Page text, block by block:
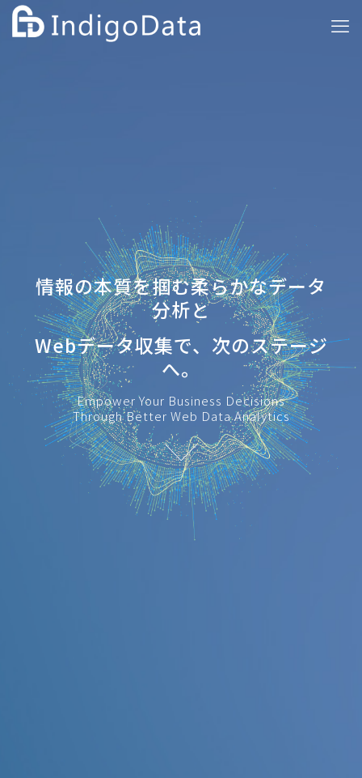
情報の本質を掴む柔らかなデータ
分析と
Webデータ収集で、次のステージ
へ。
Empower Your Business Decisions
Through Better Web Data Analytics